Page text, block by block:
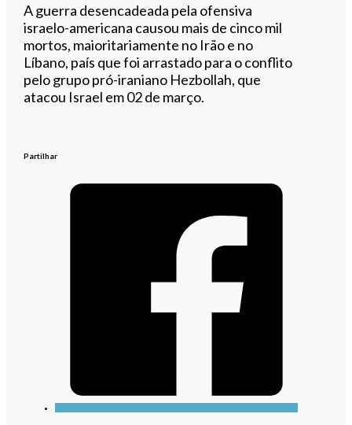
A guerra desencadeada pela ofensiva
israelo-americana causou mais de cinco mil
mortos, maioritariamente no Irão e no
Líbano, país que foi arrastado para o conflito
pelo grupo pró-iraniano Hezbollah, que
atacou Israel em 02 de março.
Partilhar